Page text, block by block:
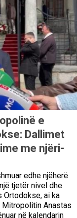
e
Dallimet
me njëri-
edhe njëherë
tjetër nivel dhe
Ortodokse, ai ka
Anastas
në kalendarin